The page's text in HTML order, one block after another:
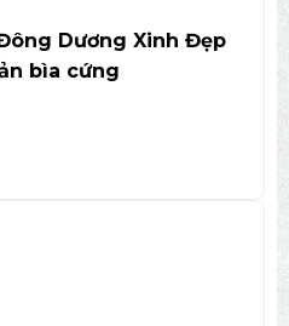
Dương Xinh Đẹp
bìa cứng